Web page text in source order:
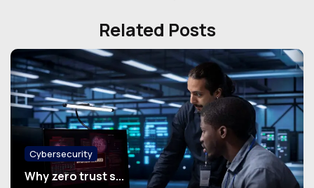
Related Posts
Cybersecurity
Why zero trust s...